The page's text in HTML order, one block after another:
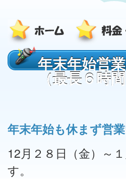
年末年始営
（最長６時
年末年始も休まず営
12月２８日（金）～
す。